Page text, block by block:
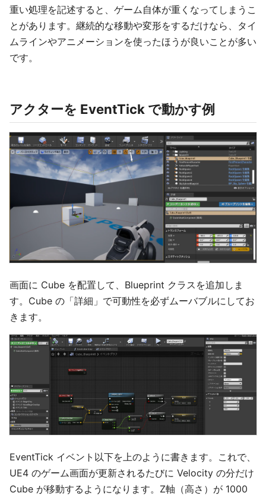
重い処理を記述すると、ゲーム自体が重くなってしまうこ
とがあります。継続的な移動や変形をするだけなら、タイ
ムラインやアニメーションを使ったほうが良いことが多い
です。
アクターを EventTick で動かす例
画面に Cube を配置して、Blueprint クラスを追加しま
す。Cube の「詳細」で可動性を必ずムーバブルにしてお
きます。
EventTick イベント以下を上のように書きます。これで、
UE4 のゲーム画面が更新されるたびに Velocity の分だけ
Cube が移動するようになります。Z軸（高さ）が 1000